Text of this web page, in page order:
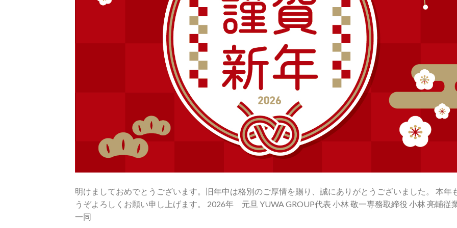
明けましておめでとうございます。旧年中は格別のご厚情を賜り、誠にありがとうございました。 本年
うぞよろしくお願い申し上げます。 2026年 元旦 YUWA GROUP代表 小林 敬一専務取締役 小林 亮輔従
一同